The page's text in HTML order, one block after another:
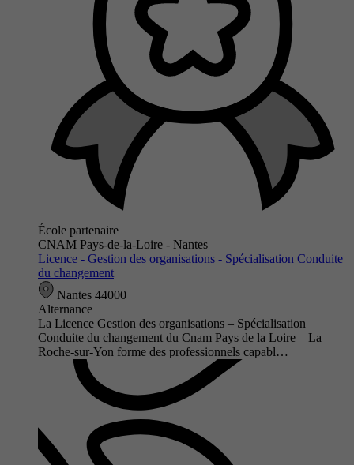
École partenaire
CNAM Pays-de-la-Loire - Nantes
Licence - Gestion des organisations - Spécialisation Conduite
du changement
Nantes 44000
Alternance
La Licence Gestion des organisations – Spécialisation
Conduite du changement du Cnam Pays de la Loire – La
Roche-sur-Yon forme des professionnels capabl…